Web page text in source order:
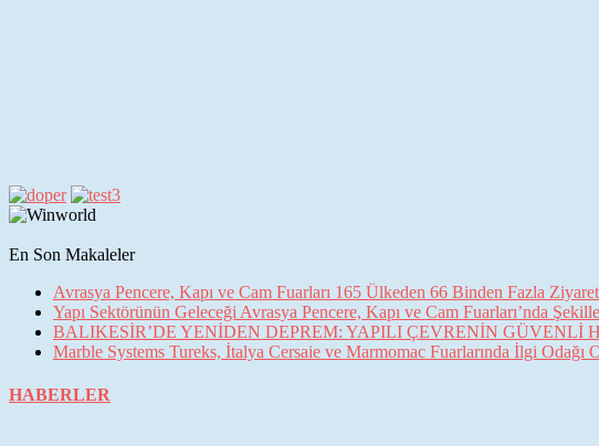
En Son Makaleler
Avrasya Pencere, Kapı ve Cam Fuarları 165 Ülkeden 66 Binden Fazla
Yapı Sektörünün Geleceği Avrasya Pencere, Kapı ve Cam Fuarları’nda
BALIKESİR’DE YENİDEN DEPREM: YAPILI ÇEVRENİN GÜVENLİ
Marble Systems Tureks, İtalya Cersaie ve Marmomac Fuarlarında İlgi Odağı
HABERLER